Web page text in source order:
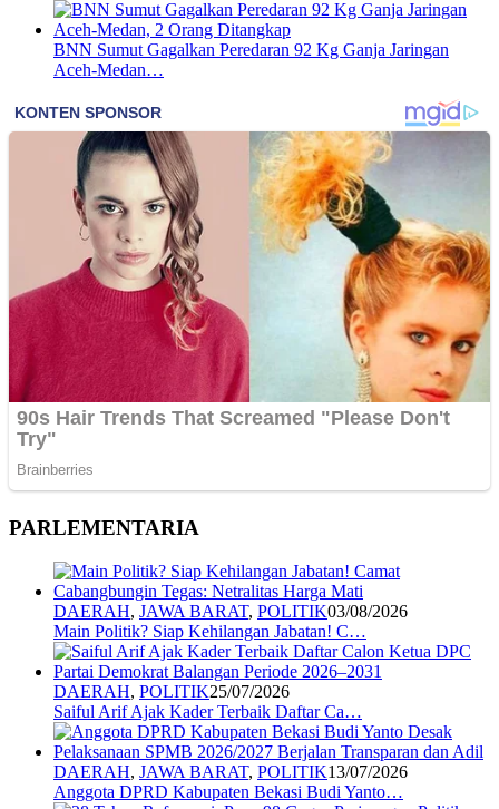
BNN Sumut Gagalkan Peredaran 92 Kg Ganja Jaringan
Aceh-Medan…
PARLEMENTARIA
DAERAH, JAWA BARAT, POLITIK03/08/2026
Main Politik? Siap Kehilangan Jabatan! C…
DAERAH, POLITIK25/07/2026
Saiful Arif Ajak Kader Terbaik Daftar Ca…
DAERAH, JAWA BARAT, POLITIK13/07/2026
Anggota DPRD Kabupaten Bekasi Budi Yanto…